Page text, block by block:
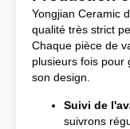
Yongjian Ceramic
qualité très strict
Chaque pièce de
plusieurs fois pour
son design.
Suivi de
suivrons